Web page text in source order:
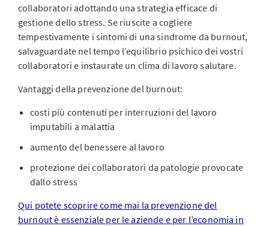
collaboratori adottando una strategia efficace di
gestione dello stress. Se riuscite a cogliere
tempestivamente i sintomi di una sindrome da burnout,
salvaguardate nel tempo l’equilibrio psichico dei vostri
collaboratori e instaurate un clima di lavoro salutare.
Vantaggi della prevenzione del burnout:
costi più contenuti per interruzioni del lavoro
imputabili a malattia
aumento del benessere al lavoro
protezione dei collaboratori da patologie provocate
dallo stress
Qui potete scoprire come mai la prevenzione del
burnout è essenziale per le aziende e per l’economia in